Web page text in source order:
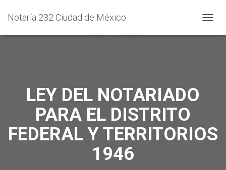
Notaría 232 Ciudad de México
A
D
E
LEY DEL NOTARIADO
PARA EL DISTRITO
FEDERAL Y TERRITORIOS
1946